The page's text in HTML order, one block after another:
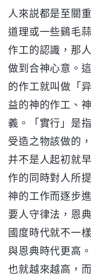
人來説都是至關
道理或一些鷄毛
作工的認識，那
做到合神心意。
的作工就叫做「
益的神的作工、
義。「實行」是
受造之物該做的
并不是人起初就
作的同時對人所
神的工作而逐步
要人守律法，恩
國度時代就不一
與恩典時代更高
也就越來越高，